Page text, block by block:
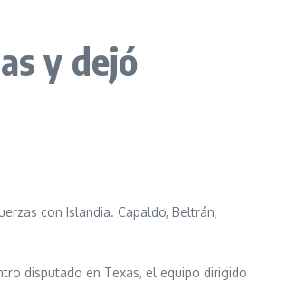
y dejó
con Islandia. Capaldo, Beltrán,
disputado en Texas, el equipo dirigido